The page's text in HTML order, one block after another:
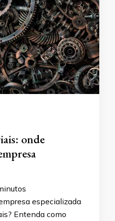
onde
especializada
Entenda como